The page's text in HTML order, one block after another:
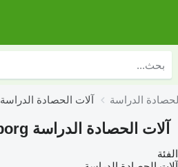
آلات الحصادة الدراسة
آلات الحصادة الدراسة Dronningborg
الفئة